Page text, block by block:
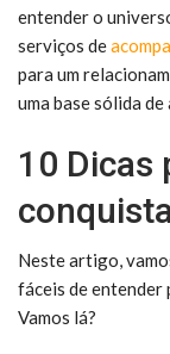
entender o
serviços de
para um
uma base sólida
10 Dicas
Neste artigo,
fáceis de entender
Vamos lá?